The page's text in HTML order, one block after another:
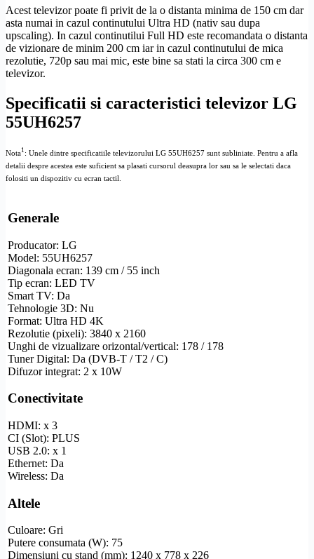
Acest televizor poate fi privit de la o distanta minima de 150 cm dar
asta numai in cazul continutului Ultra HD (nativ sau dupa
upscaling). In cazul continutilui Full HD este recomandata o distanta
de vizionare de minim 200 cm iar in cazul continutului de mica
rezolutie, 720p sau mai mic, este bine sa stati la circa 300 cm e
televizor.
Specificatii si caracteristici televizor LG
55UH6257
Nota1 : Unele dintre specificatiile televizorului LG 55UH6257 sunt subliniate. Pentru a afla
detalii despre acestea este suficient sa plasati cursorul deasupra lor sau sa le selectati daca
folositi un dispozitiv cu ecran tactil.
Generale
Producator: LG
Model: 55UH6257
Diagonala ecran: 139 cm / 55 inch
Tip ecran: LED TV
Smart TV: Da
Tehnologie 3D: Nu
Format: Ultra HD 4K
Rezolutie (pixeli): 3840 x 2160
Unghi de vizualizare orizontal/vertical: 178 / 178
Tuner Digital: Da (DVB-T / T2 / C)
Difuzor integrat: 2 x 10W
Conectivitate
HDMI: x 3
CI (Slot): PLUS
USB 2.0: x 1
Ethernet: Da
Wireless: Da
Altele
Culoare: Gri
Putere consumata (W): 75
Dimensiuni cu stand (mm): 1240 x 778 x 226